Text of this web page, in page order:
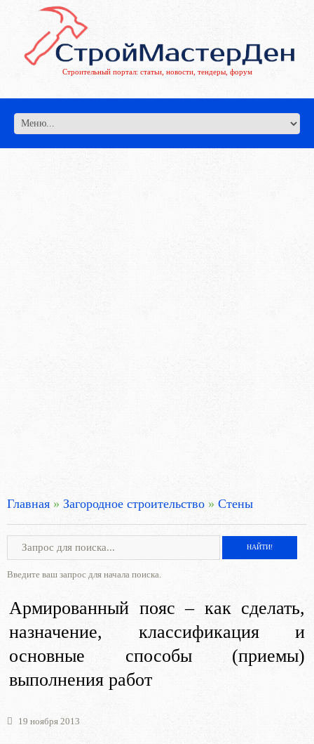
Строительный портал: статьи, новости, тендеры, форум
Главная » Загородное строительство » Стены
Введите ваш запрос для начала поиска.
Армированный пояс – как сделать,
назначение, классификация и
основные способы (приемы)
выполнения работ
19 ноября 2013